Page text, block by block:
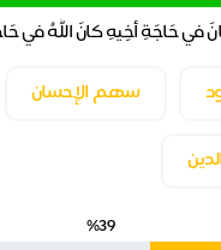
أخِيهِ كانَ اللَّهُ في حَاجَتِهِ"
سهم الإحسان